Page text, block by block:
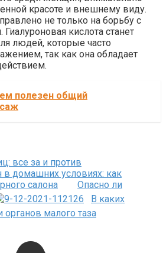
красоте и внешнему виду.
не только на борьбу с
кислота станет
людей, которые часто
так как она обладает
полезен общий
все за и против
домашних условиях: как
салона
Опасно ли
В каких
органов малого таза